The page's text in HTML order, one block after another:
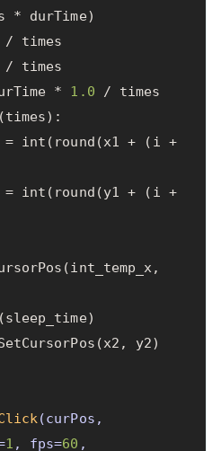
* durTime)
/
times
/
times
* 1.0 /
times
(times):
= int ( round (x1 + ( i +
= int ( round (y1 + ( i +
(int_temp_x,
(sleep_time)
(x2 , y2)
(curPos ,
1 , fps=60 ,